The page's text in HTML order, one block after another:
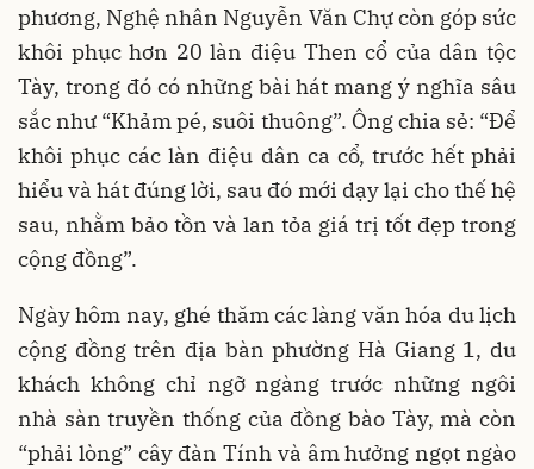
phương, Nghệ nhân Nguyễn Văn Chự còn góp sức
khôi phục hơn 20 làn điệu Then cổ của dân tộc
Tày, trong đó có những bài hát mang ý nghĩa sâu
sắc như “Khảm pé, suôi thuông”. Ông chia sẻ: “Để
khôi phục các làn điệu dân ca cổ, trước hết phải
hiểu và hát đúng lời, sau đó mới dạy lại cho thế hệ
sau, nhằm bảo tồn và lan tỏa giá trị tốt đẹp trong
cộng đồng”.
Ngày hôm nay, ghé thăm các làng văn hóa du lịch
cộng đồng trên địa bàn phường Hà Giang 1, du
khách không chỉ ngỡ ngàng trước những ngôi
nhà sàn truyền thống của đồng bào Tày, mà còn
“phải lòng” cây đàn Tính và âm hưởng ngọt ngào